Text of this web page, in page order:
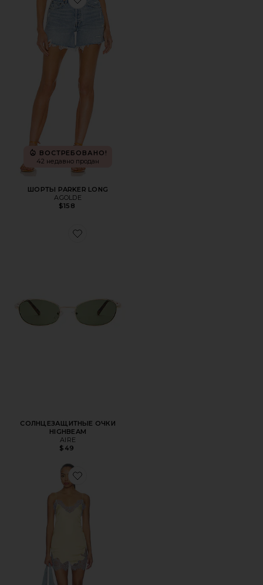
Favorite ШОРТЫ PARKER LONG
ВОСТРЕБОВАНО!
42 недавно продан
ШОРТЫ PARKER LONG
AGOLDE
$158
Favorite СОЛНЦЕЗАЩИТНЫЕ ОЧКИ HIGHBEAM
СОЛНЦЕЗАЩИТНЫЕ ОЧКИ
HIGHBEAM
AIRE
$49
Favorite ПЛАТЬЕ KOMAL